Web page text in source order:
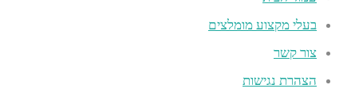
בעלי מקצוע מומלצים
צור קשר
הצהרת נגישות